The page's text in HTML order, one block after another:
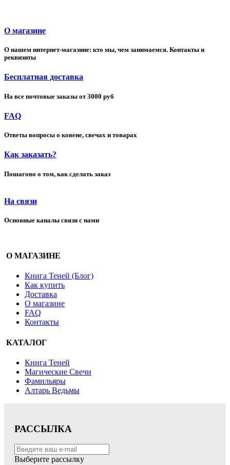
О магазине
О нашем интернет-магазине: кто мы, чем занимаемся. Контакты и
реквизиты
Бесплатная доставка
На все почтовые заказы от 3000 руб
FAQ
Ответы вопросы о ковене, свечах и товарах
Как заказать?
Пошагово о том, как сделать заказ
На связи
Основные каналы связи с нами
О МАГАЗИНЕ
Книга Теней (Блог)
Как купить
Доставка
О магазине
FAQ
Контакты
КАТАЛОГ
Книга Теней
Магические Свечи
Фамильяры
Алтарь Ведьмы
РАССЫЛКА
Выберите рассылку